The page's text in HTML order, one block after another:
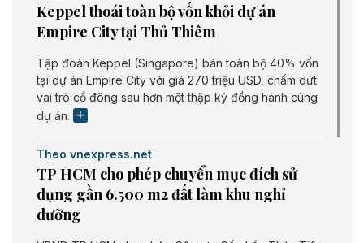
Keppel thoái toàn bộ vốn khỏi dự án
Empire City tại Thủ Thiêm
Tập đoàn Keppel (Singapore) bán toàn bộ 40% vốn
tại dự án Empire City với giá 270 triệu USD, chấm dứt
vai trò cổ đông sau hơn một thập kỷ đồng hành cùng
dự án.
Theo vnexpress.net
TP HCM cho phép chuyển mục đích sử
dụng gần 6.500 m2 đất làm khu nghỉ
dưỡng